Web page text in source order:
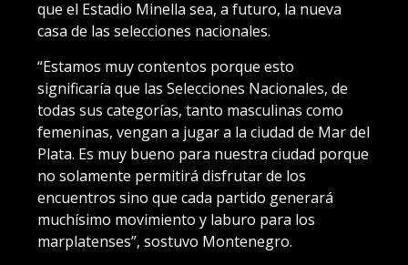
que el Estadio Minella sea, a futuro, la nueva
casa de las selecciones nacionales.
“Estamos muy contentos porque esto
significaría que las Selecciones Nacionales, de
todas sus categorías, tanto masculinas como
femeninas, vengan a jugar a la ciudad de Mar del
Plata. Es muy bueno para nuestra ciudad porque
no solamente permitirá disfrutar de los
encuentros sino que cada partido generará
muchísimo movimiento y laburo para los
marplatenses”, sostuvo Montenegro.